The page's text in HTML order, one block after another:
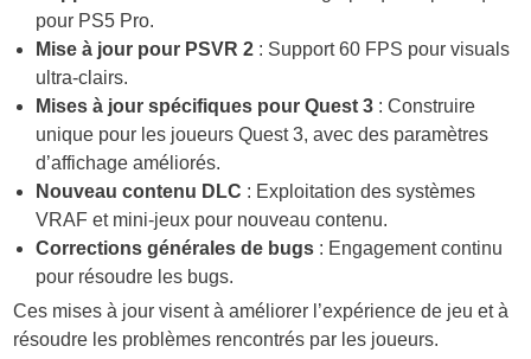
pour PS5 Pro.
Mise à jour pour PSVR 2 : Support 60 FPS pour visuals
ultra-clairs.
Mises à jour spécifiques pour Quest 3 : Construire
unique pour les joueurs Quest 3, avec des paramètres
d’affichage améliorés.
Nouveau contenu DLC : Exploitation des systèmes
VRAF et mini-jeux pour nouveau contenu.
Corrections générales de bugs : Engagement continu
pour résoudre les bugs.
Ces mises à jour visent à améliorer l’expérience de jeu et à
résoudre les problèmes rencontrés par les joueurs.